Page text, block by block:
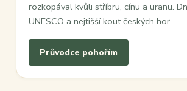
rozkopával kvůli stříbru, cínu a uranu.
UNESCO a nejtišší kout českých hor.
Průvodce pohořím